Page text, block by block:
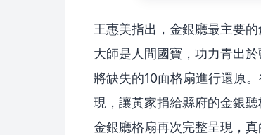
王惠美指出，金銀廳最主要
大師是人間國寶，功力青出
將缺失的10面格扇進行還原
現，讓黃家捐給縣府的金銀
金銀廳格扇再次完整呈現，